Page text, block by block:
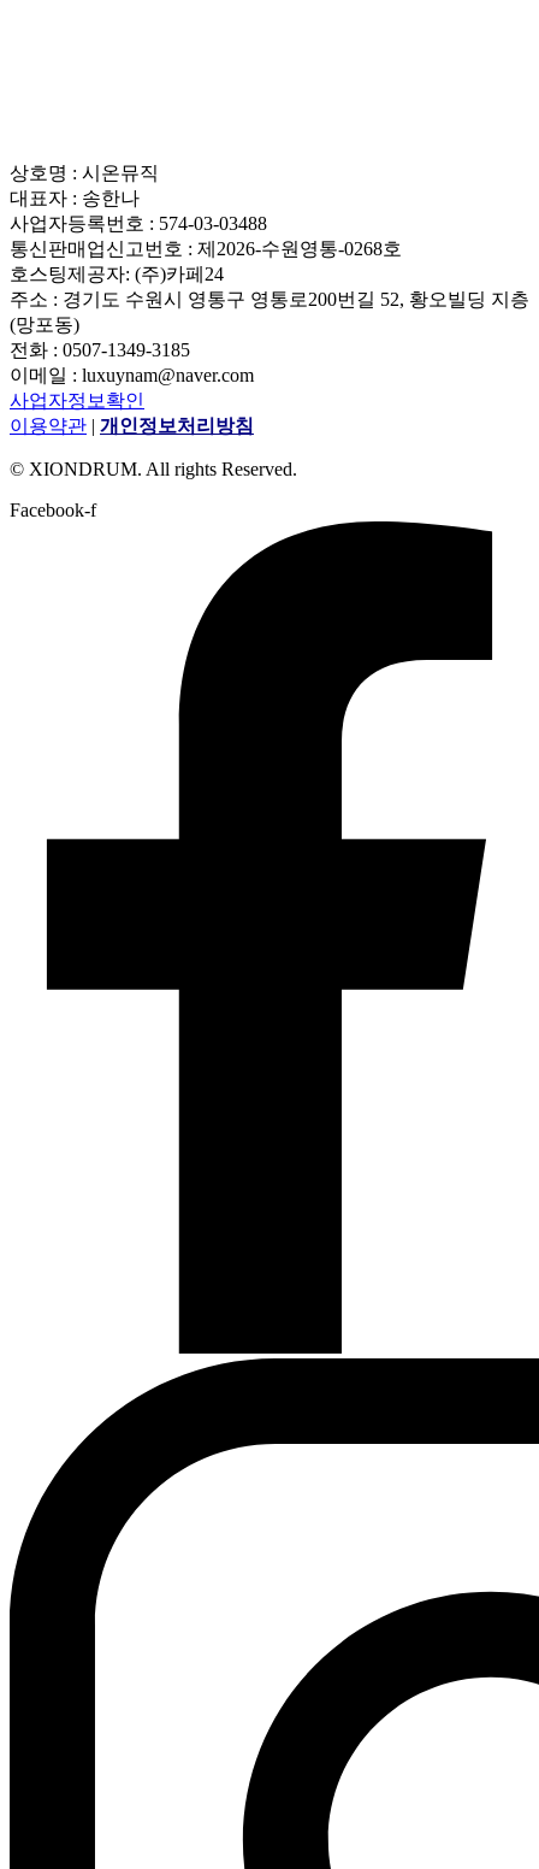
상호명 : 시온뮤직
대표자 : 송한나
사업자등록번호 : 574-03-03488
통신판매업신고번호 : 제2026-수원영통-0268호
호스팅제공자: (주)카페24
주소 : 경기도 수원시 영통구 영통로200번길 52, 황오빌딩 지층
(망포동)
전화 : 0507-1349-3185
이메일 : luxuynam@naver.com
사업자정보확인
이용약관 | 개인정보처리방침
© XIONDRUM. All rights Reserved.
Facebook-f